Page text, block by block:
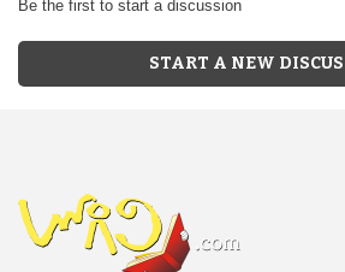
Be the first to start a discussion
START A NEW